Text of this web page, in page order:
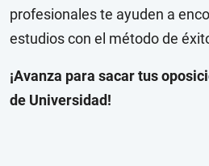
profesionales te ayuden a
estudios con el método de
¡Avanza para sacar tus
de Universidad!